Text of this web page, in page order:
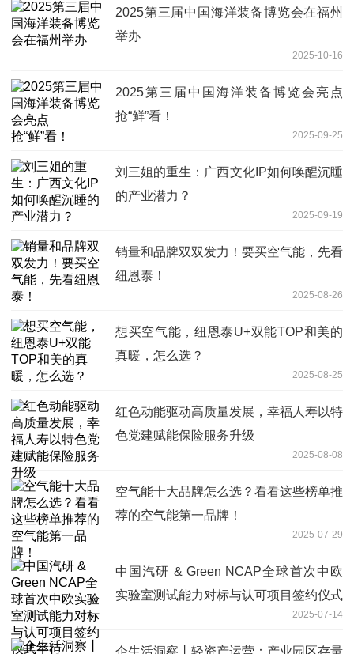
2025第三届中国海洋装备博览会在福州
举办
2025-10-16
2025第三届中国海洋装备博览会亮点
抢“鲜”看！
2025-09-25
刘三姐的重生：广西文化IP如何唤醒沉睡
的产业潜力？
2025-09-19
销量和品牌双双发力！要买空气能，先看
纽恩泰！
2025-08-26
想买空气能，纽恩泰U+双能TOP和美的
真暖，怎么选？
2025-08-25
红色动能驱动高质量发展，幸福人寿以特
色党建赋能保险服务升级
2025-08-08
空气能十大品牌怎么选？看看这些榜单推
荐的空气能第一品牌！
2025-07-29
中国汽研 & Green NCAP全球首次中欧
实验室测试能力对标与认可项目签约仪式
2025-07-14
企生活洞察丨轻资产运营：产业园区存量